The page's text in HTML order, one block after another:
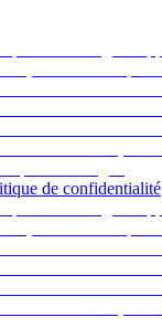
de confidentialité